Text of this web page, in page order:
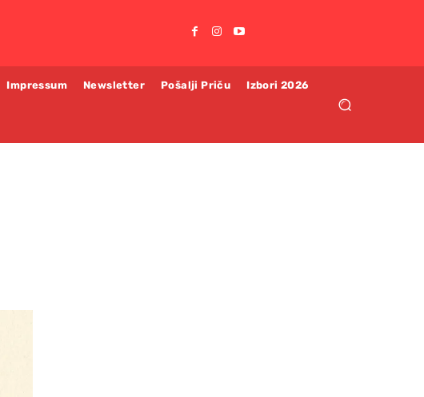
Impressum Newsletter Pošalji Priču Izbori 2026